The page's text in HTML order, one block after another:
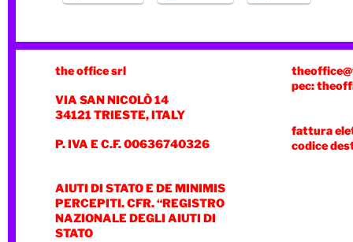
the office srl
VIA SAN NICOLÒ 14
34121 TRIESTE, ITALY
P. IVA E C.F. 00636740326
AIUTI DI STATO E DE MINIMIS
PERCEPITI. CFR. “REGISTRO
NAZIONALE DEGLI AIUTI DI
STATO
pec:
fattura
codice